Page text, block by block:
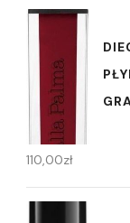
110,00zł